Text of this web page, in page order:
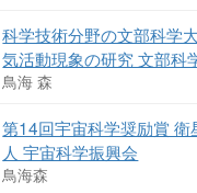
科学技術分野の文部科学
気活動現象の研究 文部科
鳥海 森
第14回宇宙科学奨励賞
人 宇宙科学振興会
鳥海森